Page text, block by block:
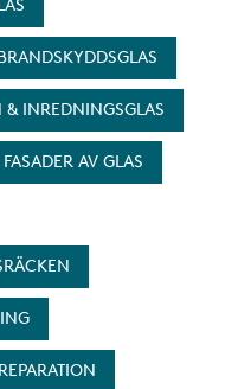
& INREDNINGSGLAS
FASADER AV GLAS